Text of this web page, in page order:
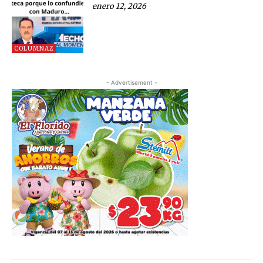
COLUMNAZ
enero 12, 2026
- Advertisement -